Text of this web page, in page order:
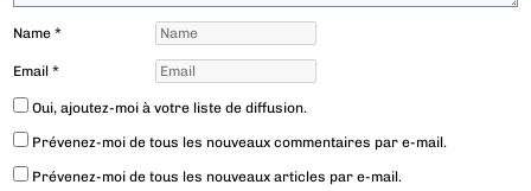
Name*
Email*
Oui, ajoutez-moi à votre liste de diffusion.
Prévenez-moi de tous les nouveaux commentaires par e-mail.
Prévenez-moi de tous les nouveaux articles par e-mail.